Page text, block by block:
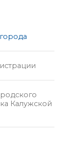
Калужской